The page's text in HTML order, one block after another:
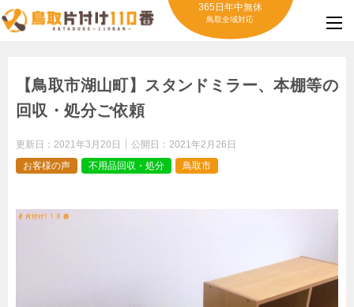
365日年中無休
鳥取全域対応
【鳥取市湖山町】スタンドミラー、本棚等の
回収・処分ご依頼
更新日： 2021年3月20日 公開日： 2021年2月26日
お客様の声
不用品回収・処分 鳥取市